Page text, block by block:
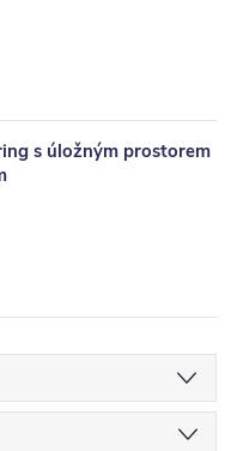
s úložným prostorem